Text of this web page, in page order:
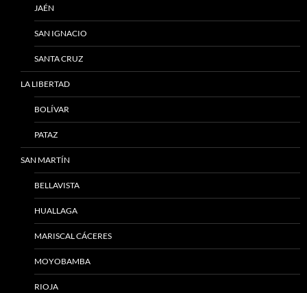
JAÉN
SAN IGNACIO
SANTA CRUZ
LA LIBERTAD
BOLÍVAR
PATAZ
SAN MARTÍN
BELLAVISTA
HUALLAGA
MARISCAL CÁCERES
MOYOBAMBA
RIOJA